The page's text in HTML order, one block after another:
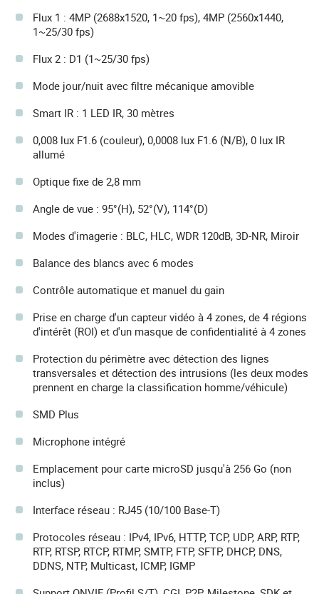
Flux 1 : 4MP (2688x1520, 1~20 fps), 4MP (2560x1440,
1~25/30 fps)
Flux 2 : D1 (1~25/30 fps)
Mode jour/nuit avec filtre mécanique amovible
Smart IR : 1 LED IR, 30 mètres
0,008 lux F1.6 (couleur), 0,0008 lux F1.6 (N/B), 0 lux IR
allumé
Optique fixe de 2,8 mm
Angle de vue : 95°(H), 52°(V), 114°(D)
Modes d'imagerie : BLC, HLC, WDR 120dB, 3D-NR, Miroir
Balance des blancs avec 6 modes
Contrôle automatique et manuel du gain
Prise en charge d'un capteur vidéo à 4 zones, de 4 régions
d'intérêt (ROI) et d'un masque de confidentialité à 4 zones
Protection du périmètre avec détection des lignes
transversales et détection des intrusions (les deux modes
prennent en charge la classification homme/véhicule)
SMD Plus
Microphone intégré
Emplacement pour carte microSD jusqu'à 256 Go (non
inclus)
Interface réseau : RJ45 (10/100 Base-T)
Protocoles réseau : IPv4, IPv6, HTTP, TCP, UDP, ARP, RTP,
RTP, RTSP, RTCP, RTMP, SMTP, FTP, SFTP, DHCP, DNS,
DDNS, NTP, Multicast, ICMP, IGMP